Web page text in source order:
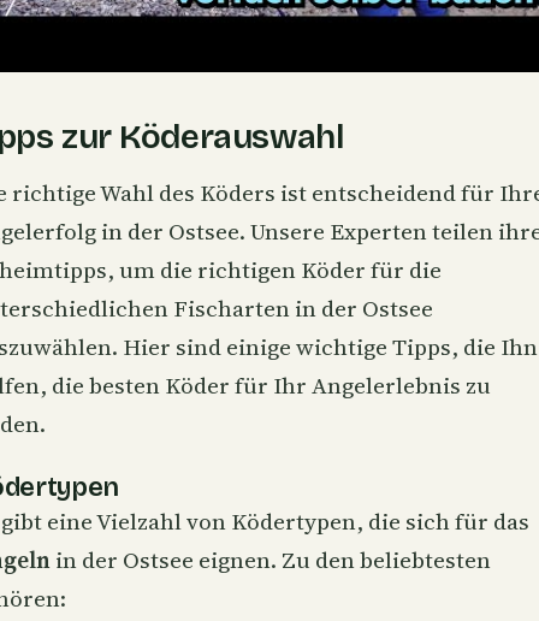
zur Köderauswahl
richtige Wahl des Köders ist entscheidend für
in der Ostsee. Unsere Experten teilen
um die richtigen Köder für die
Fischarten in der Ostsee
Hier sind einige wichtige Tipps, die
die besten Köder für Ihr Angelerlebnis zu
eine Vielzahl von Ködertypen, die sich für das
in der Ostsee eignen. Zu den beliebtesten